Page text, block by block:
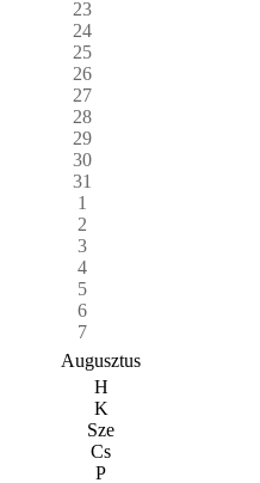
23
24
25
26
27
28
29
30
31
1
2
3
4
5
6
7
Augusztus
H
K
Sze
Cs
P